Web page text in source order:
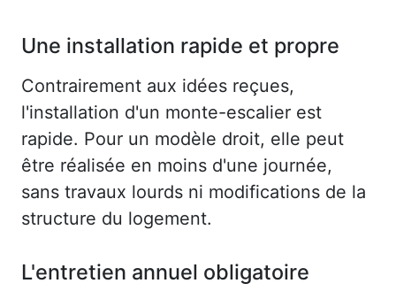
Une installation rapide et propre
Contrairement aux idées reçues,
l'installation d'un monte-escalier est
rapide. Pour un modèle droit, elle peut
être réalisée en moins d'une journée,
sans travaux lourds ni modifications de la
structure du logement.
L'entretien annuel obligatoire